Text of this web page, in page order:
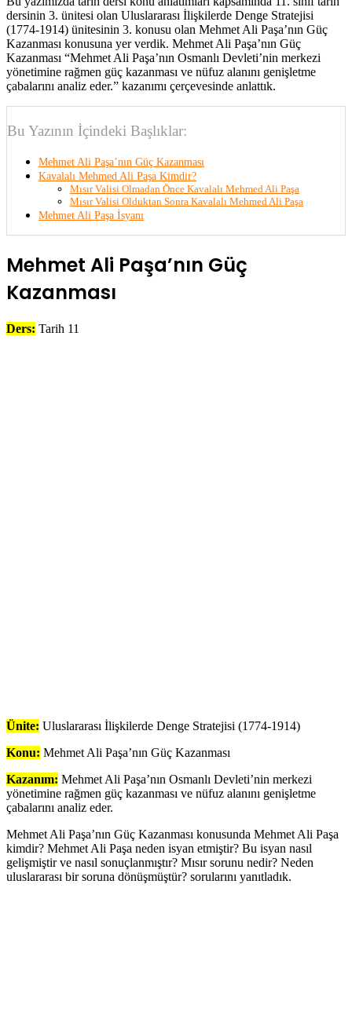
dersinin 3. ünitesi olan Uluslararası İlişkilerde Denge Stratejisi
(1774-1914) ünitesinin 3. konusu olan Mehmet Ali Paşa’nın Güç
Kazanması konusuna yer verdik. Mehmet Ali Paşa’nın Güç
Kazanması “Mehmet Ali Paşa’nın Osmanlı Devleti’nin merkezi
yönetimine rağmen güç kazanması ve nüfuz alanını genişletme
çabalarını analiz eder.” kazanımı çerçevesinde anlattık.
Bu Yazının İçindeki Başlıklar:
Mehmet Ali Paşa’nın Güç Kazanması
Kavalalı Mehmed Ali Paşa Kimdir?
Mısır Valisi Olmadan Önce Kavalalı Mehmed Ali Paşa
Mısır Valisi Olduktan Sonra Kavalalı Mehmed Ali Paşa
Mehmet Ali Paşa İsyanı
Mehmet Ali Paşa’nın Güç
Kazanması
Ders: Tarih 11
Ünite: Uluslararası İlişkilerde Denge Stratejisi (1774-1914)
Konu: Mehmet Ali Paşa’nın Güç Kazanması
Kazanım: Mehmet Ali Paşa’nın Osmanlı Devleti’nin merkezi
yönetimine rağmen güç kazanması ve nüfuz alanını genişletme
çabalarını analiz eder.
Mehmet Ali Paşa’nın Güç Kazanması konusunda Mehmet Ali Paşa
kimdir? Mehmet Ali Paşa neden isyan etmiştir? Bu isyan nasıl
gelişmiştir ve nasıl sonuçlanmıştır? Mısır sorunu nedir? Neden
uluslararası bir soruna dönüşmüştür? sorularını yanıtladık.